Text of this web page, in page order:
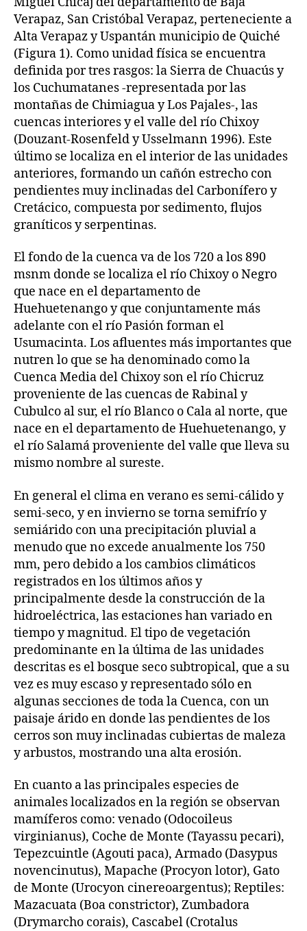
Verapaz, San Cristóbal Verapaz, perteneciente a
Alta Verapaz y Uspantán municipio de Quiché
(Figura 1). Como unidad física se encuentra
definida por tres rasgos: la Sierra de Chuacús y
los Cuchumatanes -representada por las
montañas de Chimiagua y Los Pajales-, las
cuencas interiores y el valle del río Chixoy
(Douzant-Rosenfeld y Usselmann 1996). Este
último se localiza en el interior de las unidades
anteriores, formando un cañón estrecho con
pendientes muy inclinadas del Carbonífero y
Cretácico, compuesta por sedimento, flujos
graníticos y serpentinas.
El fondo de la cuenca va de los 720 a los 890
msnm donde se localiza el río Chixoy o Negro
que nace en el departamento de
Huehuetenango y que conjuntamente más
adelante con el río Pasión forman el
Usumacinta. Los afluentes más importantes que
nutren lo que se ha denominado como la
Cuenca Media del Chixoy son el río Chicruz
proveniente de las cuencas de Rabinal y
Cubulco al sur, el río Blanco o Cala al norte, que
nace en el departamento de Huehuetenango, y
el río Salamá proveniente del valle que lleva su
mismo nombre al sureste.
En general el clima en verano es semi-cálido y
semi-seco, y en invierno se torna semifrío y
semiárido con una precipitación pluvial a
menudo que no excede anualmente los 750
mm, pero debido a los cambios climáticos
registrados en los últimos años y
principalmente desde la construcción de la
hidroeléctrica, las estaciones han variado en
tiempo y magnitud. El tipo de vegetación
predominante en la última de las unidades
descritas es el bosque seco subtropical, que a su
vez es muy escaso y representado sólo en
algunas secciones de toda la Cuenca, con un
paisaje árido en donde las pendientes de los
cerros son muy inclinadas cubiertas de maleza
y arbustos, mostrando una alta erosión.
En cuanto a las principales especies de
animales localizados en la región se observan
mamíferos como: venado (Odocoileus
virginianus), Coche de Monte (Tayassu pecari),
Tepezcuintle (Agouti paca), Armado (Dasypus
novencinutus), Mapache (Procyon lotor), Gato
de Monte (Urocyon cinereoargentus); Reptiles:
Mazacuata (Boa constrictor), Zumbadora
(Drymarcho corais), Cascabel (Crotalus